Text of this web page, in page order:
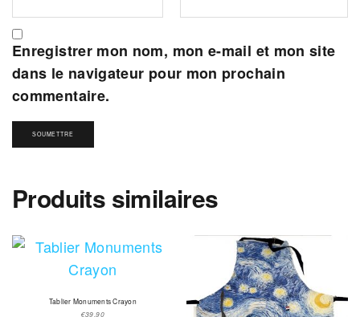
Enregistrer mon nom, mon e-mail et mon site
dans le navigateur pour mon prochain
commentaire.
Produits similaires
Tablier Monuments Crayon
€39.90